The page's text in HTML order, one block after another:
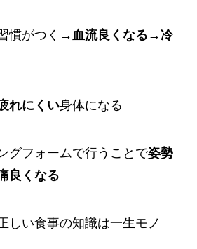
慣がつく→血流良くなる →冷
れにくい身体になる
グフォームで行うことで姿勢
良くなる
しい食事の知識は一生モノ